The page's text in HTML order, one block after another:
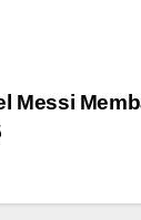
Messi